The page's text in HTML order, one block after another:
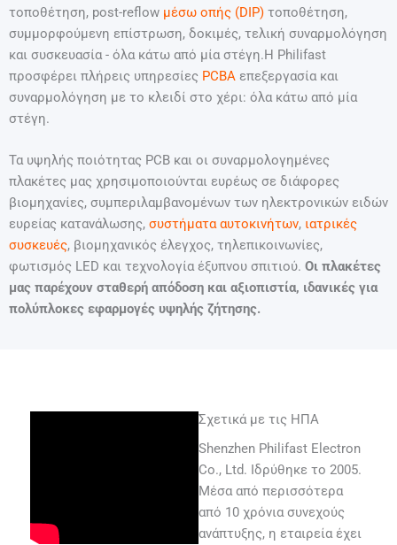
τοποθέτηση, post-reflow μέσω οπής (DIP) τοποθέτηση,
συμμορφούμενη επίστρωση, δοκιμές, τελική συναρμολόγηση
και συσκευασία - όλα κάτω από μία στέγη.Η Philifast
προσφέρει πλήρεις υπηρεσίες PCBA επεξεργασία και
συναρμολόγηση με το κλειδί στο χέρι: όλα κάτω από μία
στέγη.
Τα υψηλής ποιότητας PCB και οι συναρμολογημένες
πλακέτες μας χρησιμοποιούνται ευρέως σε διάφορες
βιομηχανίες, συμπεριλαμβανομένων των ηλεκτρονικών ειδών
ευρείας κατανάλωσης, συστήματα αυτοκινήτων, ιατρικές
συσκευές, βιομηχανικός έλεγχος, τηλεπικοινωνίες,
φωτισμός LED και τεχνολογία έξυπνου σπιτιού. Οι πλακέτες
μας παρέχουν σταθερή απόδοση και αξιοπιστία, ιδανικές για
πολύπλοκες εφαρμογές υψηλής ζήτησης.
Σχετικά με τις ΗΠΑ
Shenzhen Philifast Electron
Co., Ltd. Ιδρύθηκε το 2005.
Μέσα από περισσότερα
από 10 χρόνια συνεχούς
ανάπτυξης, η εταιρεία έχει